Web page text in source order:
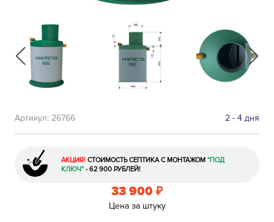
2 - 4 дня
Артикул: 26766
АКЦИЯ! СТОИМОСТЬ СЕПТИКА С МОНТАЖОМ "ПОД
КЛЮЧ"- 62 900 РУБЛЕЙ!
33 900 ₽
Цена за штуку